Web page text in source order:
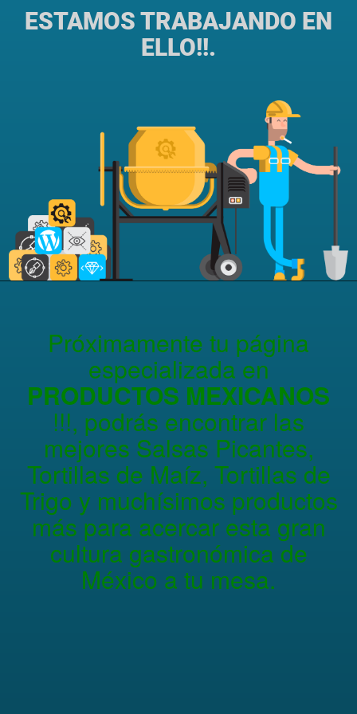
ESTAMOS TRABAJANDO EN
ELLO!!.
Próximamente tu página
especializada en
PRODUCTOS MEXICANOS
!!!, podrás encontrar las
mejores Salsas Picantes,
Tortillas de Maíz, Tortillas de
Trigo y muchísimos productos
más para acercar esta gran
cultura gastronómica de
México a tu mesa.